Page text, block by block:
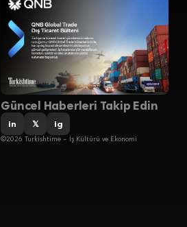
Güncel Haberleri Takip Edin
in 𝕏 ig
©2026 Turkishtime – İş Kültürü ve Ekonomi